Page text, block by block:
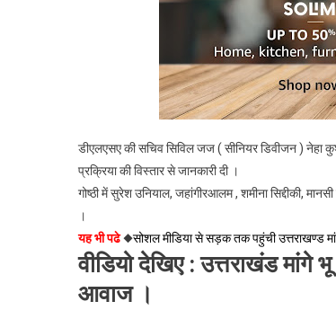
डीएलएसए की सचिव सिविल जज ( सीनियर डिवीजन ) नेहा
प्रक्रिया की विस्तार से जानकारी दी ।
गोष्ठी में सुरेश उनियाल, जहांगीरआलम , शमीना सिद्दीकी,
।
यह भी पढे◆सोशल मीडिया से सड़क तक पहुंची उत्तराखण्ड
वीडियो देखिए : उत्तराखंड
आवाज ।